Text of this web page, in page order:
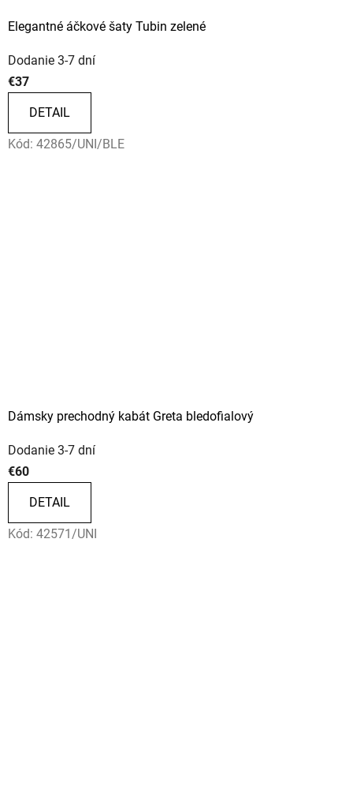
Elegantné áčkové šaty Tubin zelené
Dodanie 3-7 dní
€37
DETAIL
Kód: 42865/UNI/BLE
Dámsky prechodný kabát Greta bledofialový
Dodanie 3-7 dní
€60
DETAIL
Kód: 42571/UNI